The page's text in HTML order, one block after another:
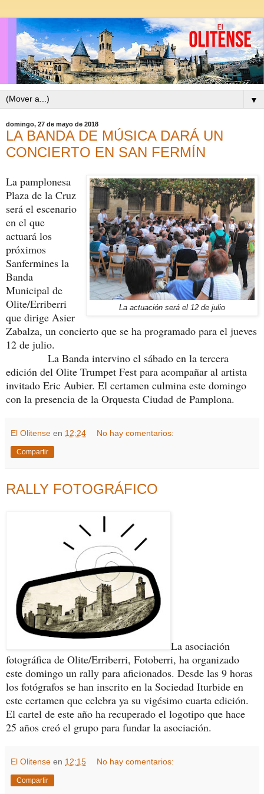
▼
domingo, 27 de mayo de 2018
LA BANDA DE MÚSICA DARÁ UN
CONCIERTO EN SAN FERMÍN
La actuación será el 12 de julio
La pamplonesa
Plaza de la Cruz
será el escenario
en el que
actuará los
próximos
Sanfermines la
Banda
Municipal de
Olite/Erriberri
que dirige Asier
Zabalza, un concierto que se ha programado para el jueves
12 de julio.
La Banda intervino el sábado en la tercera
edición del Olite Trumpet Fest para acompañar al artista
invitado Eric Aubier. El certamen culmina este domingo
con la presencia de la Orquesta Ciudad de Pamplona.
El Olitense en 12:24 No hay comentarios:
Compartir
RALLY FOTOGRÁFICO
La asociación
fotográfica de Olite/Erriberri, Fotoberri, ha organizado
este domingo un rally para aficionados. Desde las 9 horas
los fotógrafos se han inscrito en la Sociedad Iturbide en
este certamen que celebra ya su vigésimo cuarta edición.
El cartel de este año ha recuperado el logotipo que hace
25 años creó el grupo para fundar la asociación.
El Olitense en 12:15 No hay comentarios:
Compartir